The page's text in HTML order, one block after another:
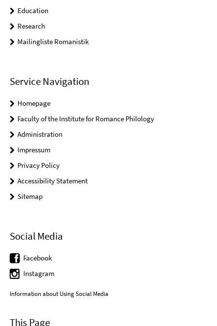
Education
Research
Mailingliste Romanistik
Service Navigation
Homepage
Faculty of the Institute for Romance Philology
Administration
Impressum
Privacy Policy
Accessibility Statement
Sitemap
Social Media
Facebook
Instagram
Information about Using Social Media
This Page